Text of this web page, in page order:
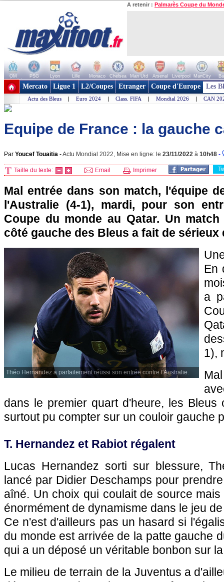
A retenir : Palmarès Coupe du
OM PSG Lyon Lille Monaco Chelsea Man Utd Arsenal Liverpool ManCity
+ de clubs
Mercato Ligue 1 L2/Coupes Etranger Coupe d'Europe Les
Actu des Bleus | Euro 2024 | Class. FIFA | Mondial 2026 | CAN
Equipe de France : la gauche
Par Youcef Touaitia -Actu Mondial 2022, Mise en ligne: le 23/11/2022 à 10h48 -
Taille du texte: Email Imprimer
Mal entrée dans son match, l'équipe
l'Australie (4-1), mardi, pour son
Coupe du monde au Qatar. Un
côté gauche des Bleus a fait de sérieux
Théo Hernandez a parfaitement réussi son entrée contre l'Australie.
En
a
1),
dans le premier quart d'heure, les Bleus
surtout pu compter sur un couloir gauche
T. Hernandez et Rabiot régalent
Lucas Hernandez sorti sur blessure,
lancé par Didier Deschamps pour
aîné. Un choix qui coulait de source
énormément de dynamisme dans le jeu
Ce n'est d'ailleurs pas un hasard si
du monde est arrivée de la patte gauche
qui a un déposé un véritable bonbon sur
Le milieu de terrain de la Juventus a